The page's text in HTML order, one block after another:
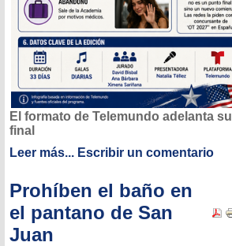
El formato de Telemundo adelanta su
final
Leer más... Escribir un comentario
Prohíben el baño en
el pantano de San
Juan